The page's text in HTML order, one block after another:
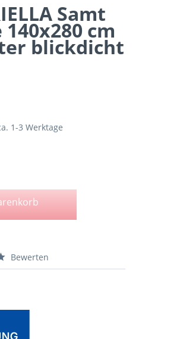
Samt
cm
blickdicht
1-3 Werktage
Bewerten